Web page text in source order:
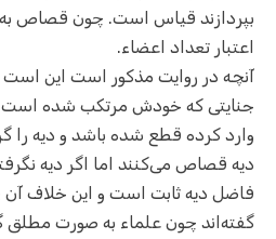
بپردازند قیاس است. چون قصاص به
اعتبار تعداد اعضاء.
آنچه در روایت مذکور است این است
جنایتی که خودش مرتکب شده است
وارد کرده قطع شده باشد و دیه را
دیه قصاص می‌کنند اما اگر دیه
فاضل دیه ثابت است و این خلاف
گفته‌اند چون علماء به صورت مطلق